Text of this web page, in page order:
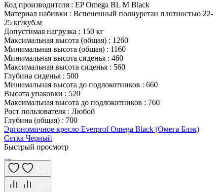
Код производителя : EP Omega BL M Black
Материал набивки : Вспененный полиуретан плотностью 22-
25 кг/куб.м
Допустимая нагрузка : 150 кг
Максимальная высота (общая) : 1260
Минимальная высота (общая) : 1160
Минимальная высота сиденья : 460
Максимальная высота сиденья : 560
Глубина сиденья : 500
Минимальная высота до подлокотников : 660
Высота упаковки : 520
Максимальная высота до подлокотников : 760
Рост пользователя : Любой
Глубина (общая) : 700
Эргономичное кресло Everprof Omega Black (Омега Блэк)
Сетка Черный
Быстрый просмотр